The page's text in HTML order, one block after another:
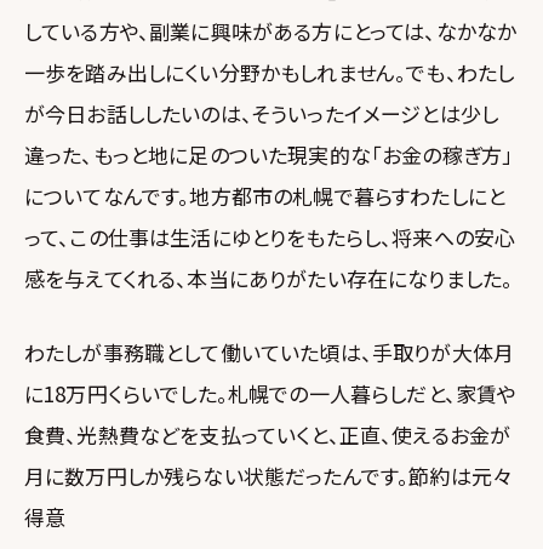
している方や、副業に興味がある方にとっては、なかなか
一歩を踏み出しにくい分野かもしれません。でも、わたし
が今日お話ししたいのは、そういったイメージとは少し
違った、もっと地に足のついた現実的な「お金の稼ぎ方」
についてなんです。地方都市の札幌で暮らすわたしにと
って、この仕事は生活にゆとりをもたらし、将来への安心
感を与えてくれる、本当にありがたい存在になりました。
わたしが事務職として働いていた頃は、手取りが大体月
に18万円くらいでした。札幌での一人暮らしだと、家賃や
食費、光熱費などを支払っていくと、正直、使えるお金が
月に数万円しか残らない状態だったんです。節約は元々
得意